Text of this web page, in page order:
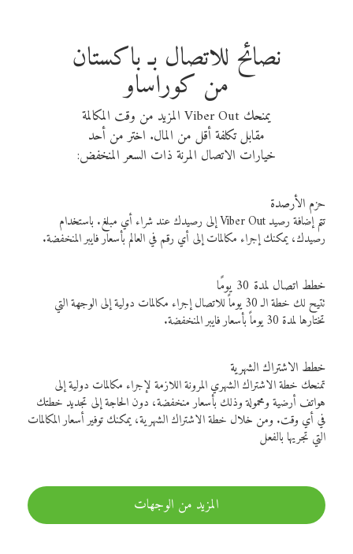
نصائح للاتصال بـ باكستان
من كوراساو
يمنحك Viber Out المزيد من وقت المكالمة
مقابل تكلفة أقل من المال. اختر من أحد
خيارات الاتصال المرنة ذات السعر المنخفض:
حزم الأرصدة
تتم إضافة رصيد Viber Out إلى رصيدك عند شراء أي مبلغ. باستخدام
رصيدك، يمكنك إجراء مكالمات إلى أي رقم في العالم بأسعار فايبر المنخفضة.
خطط اتصال لمدة 30 يومًا
تتيح لك خطة الـ 30 يوماً للاتصال إجراء مكالمات دولية إلى الوجهة التي
تختارها لمدة 30 يوماً بأسعار فايبر المنخفضة.
خطط الاشتراك الشهرية
تمنحك خطة الاشتراك الشهري المرونة اللازمة لإجراء مكالمات دولية إلى
هواتف أرضية ومحمولة وذلك بأسعار منخفضة، دون الحاجة إلى تجديد خطتك
في أي وقت. ومن خلال خطة الاشتراك الشهرية، يمكنك توفير أسعار المكالمات
التي تجريها بالفعل
المزيد من الوجهات